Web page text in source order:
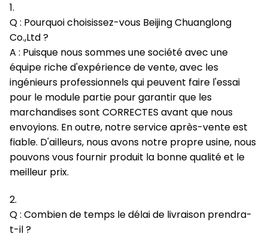
1.
Q : Pourquoi choisissez-vous Beijing Chuanglong
Co.,Ltd ?
A : Puisque nous sommes une société avec une
équipe riche d'expérience de vente, avec les
ingénieurs professionnels qui peuvent faire l'essai
pour le module partie pour garantir que les
marchandises sont CORRECTES avant que nous
envoyions. En outre, notre service après-vente est
fiable. D'ailleurs, nous avons notre propre usine, nous
pouvons vous fournir produit la bonne qualité et le
meilleur prix.
2.
Q : Combien de temps le délai de livraison prendra-
t-il ?